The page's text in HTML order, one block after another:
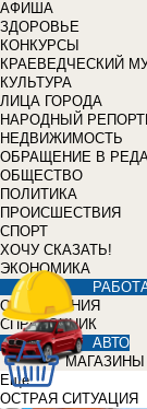
АФИША
ЗДОРОВЬЕ
КОНКУРСЫ
КРАЕВЕДЧЕСКИЙ
КУЛЬТУРА
ЛИЦА ГОРОДА
НАРОДНЫЙ
НЕДВИЖИМОСТЬ
ОБРАЩЕНИЕ В
ОБЩЕСТВО
ПОЛИТИКА
ПРОИСШЕСТВИЯ
СПОРТ
ХОЧУ СКАЗАТЬ!
ЭКОНОМИКА
ОБЪЯВЛЕНИЯ
СПРАВОЧНИК
АВТО
МАГАЗИНЫ
Еще
ОСТРАЯ СИТУАЦИЯ